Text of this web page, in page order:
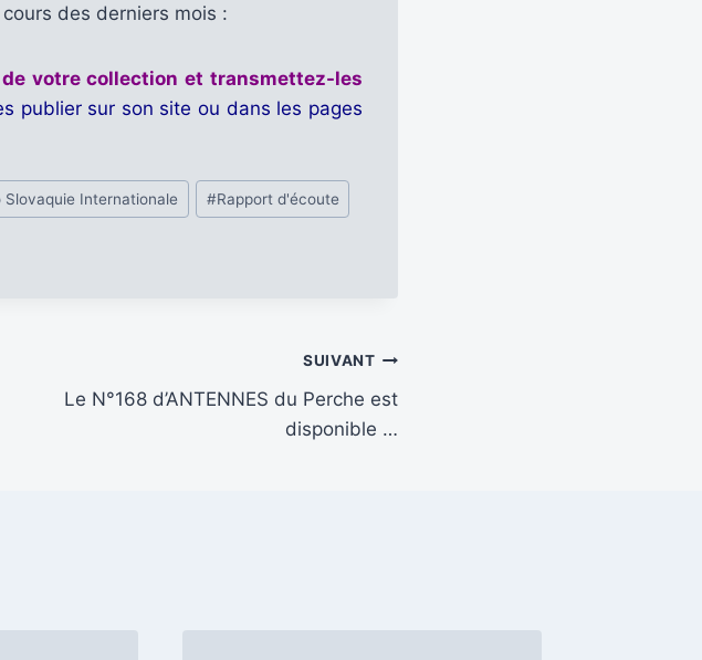
des derniers mois :
votre collection et transmettez-les
publier sur son site ou dans les pages
Slovaquie Internationale #Rapport d'écoute
SUIVANT
Le N°168 d’ANTENNES du Perche est
disponible …